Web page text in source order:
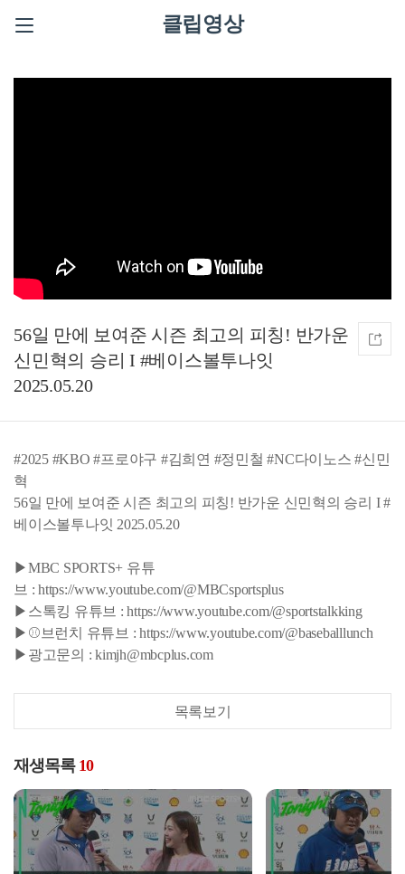
클립영상
56일 만에 보여준 시즌 최고의 피칭! 반가운
신민혁의 승리 I #베이스볼투나잇
2025.05.20
#2025 #KBO #프로야구 #김희연 #정민철 #NC다이노스 #신민
혁
56일 만에 보여준 시즌 최고의 피칭! 반가운 신민혁의 승리 I #
베이스볼투나잇 2025.05.20
▶MBC SPORTS+ 유튜
브 : https://www.youtube.com/@MBCsportsplus
▶스톡킹 유튜브 : https://www.youtube.com/@sportstalkking
▶⚾브런치 유튜브 : https://www.youtube.com/@baseballlunch
▶광고문의 : kimjh@mbcplus.com
목록보기
재생목록 10